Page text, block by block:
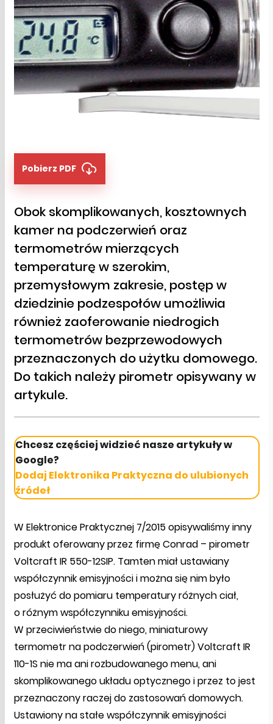
Pobierz PDF
Obok skomplikowanych, kosztownych
kamer na podczerwień oraz
termometrów mierzących
temperaturę w szerokim,
przemysłowym zakresie, postęp w
dziedzinie podzespołów umożliwia
również zaoferowanie niedrogich
termometrów bezprzewodowych
przeznaczonych do użytku domowego.
Do takich należy pirometr opisywany w
artykule.
Chcesz częściej widzieć nasze artykuły w
Google?
Dodaj Elektronika Praktyczna do ulubionych
źródeł
W Elektronice Praktycznej 7/2015 opisywaliśmy inny
produkt oferowany przez firmę Conrad – pirometr
Voltcraft IR 550-12SIP. Tamten miał ustawiany
współczynnik emisyjności i można się nim było
posłużyć do pomiaru temperatury różnych ciał,
o różnym współczynniku emisyjności.
W przeciwieństwie do niego, miniaturowy
termometr na podczerwień (pirometr) Voltcraft IR
110-1S nie ma ani rozbudowanego menu, ani
skomplikowanego układu optycznego i przez to jest
przeznaczony raczej do zastosowań domowych.
Ustawiony na stałe współczynnik emisyjności